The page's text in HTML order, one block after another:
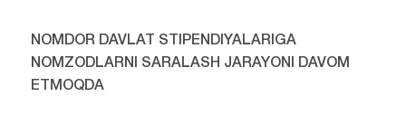
NOMDOR DAVLAT STIPENDIYALARIGA
NOMZODLARNI SARALASH JARAYONI DAVOM
ETMOQDA